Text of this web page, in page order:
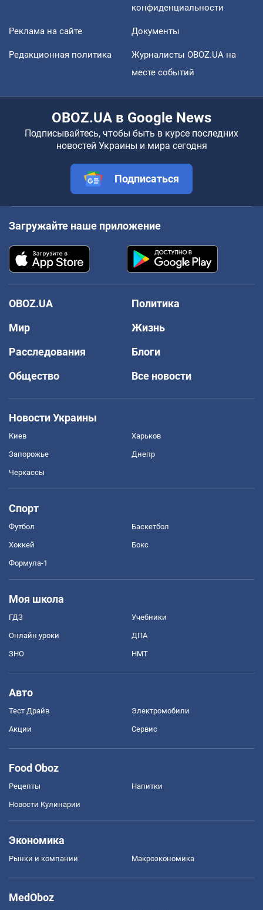
конфиденциальности
Реклама на сайте Документы
Редакционная политика
Журналисты OBOZ.UA на
месте событий
OBOZ.UA в Google News
Подписывайтесь, чтобы быть в курсе последних
новостей Украины и мира сегодня
Подписаться
Загружайте наше приложение
OBOZ.UA
Политика
Мир
Жизнь
Расследования
Блоги
Общество
Все новости
Новости Украины
Киев Харьков
Запорожье Днепр
Черкассы
Спорт
Футбол Баскетбол
Хоккей Бокс
Формула-1
Моя школа
ГДЗ Учебники
Онлайн уроки ДПА
ЗНО НМТ
Авто
Тест Драйв Электромобили
Акции Сервис
Food Oboz
Рецепты Напитки
Новости Кулинарии
Экономика
Рынки и компании Mакроэкономика
MedOboz